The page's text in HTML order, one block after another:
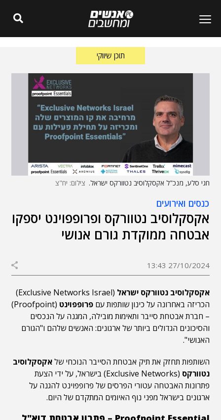
תוכן שיווקי
חגי סלע, מנכ"ל אקסקלוסיב נטוורקס ישראל. צילום: יח"צ
כנסים ואירועים
אקסקלוסיב נטוורקס ופרופפוינט יספקו
אבטחה ממוקדת גורם אנושי
27/10/2024 13:43
אקסקלוסיב נטוורקס ישראל
(Exclusive Networks Israel)
הכריזה באחרונה על כינון שותפות עם פרופפוינט
(Proofpoint)
– חברת אבטחת סייבר ותאימות מובילה, המגנה על הנכסים
והסיכונים הגדולים ביותר של ארגונים: האנשים שלהם ו"הגורם
האנושי".
השותפות תחזק את תיק אבטחת הסייבר הנוכחי שלאקסקלוסיב
נטוורקס
(Exclusive Networks) בישראל, על ידי הצעת
פתרונות האבטחה עטורי הפרסים של פרופפוינט להגנה על
ארגונים בישראל מפני נוף האיומים המתקדם של היום.